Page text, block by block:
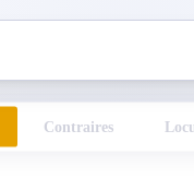
Contraires